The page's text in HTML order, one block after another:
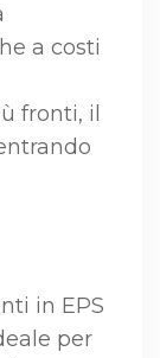
a costi
fronti, il
in EPS
per